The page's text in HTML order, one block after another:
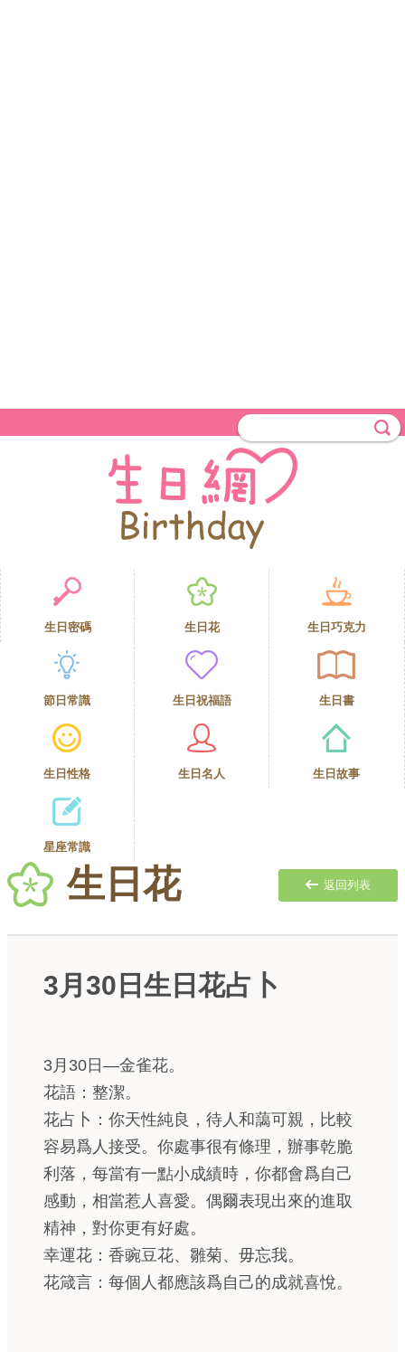
生日密碼 生日花 生日巧克力
節日常識 生日祝福語 生日書
生日性格 生日名人 生日故事
星座常識
生日花 返回列表
3月30日生日花占卜
3月30日—金雀花。
花語：整潔。
花占卜：你天性純良，待人和藹可親，比較
容易爲人接受。你處事很有條理，辦事乾脆
利落，每當有一點小成績時，你都會爲自己
感動，相當惹人喜愛。偶爾表現出來的進取
精神，對你更有好處。
幸運花：香豌豆花、雛菊、毋忘我。
花箴言：每個人都應該爲自己的成就喜悅。